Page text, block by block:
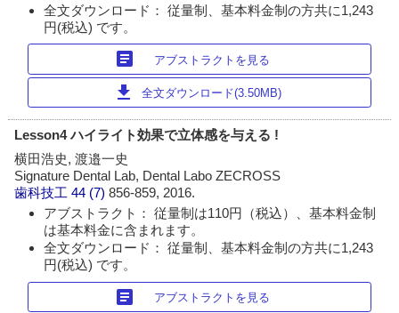
全文ダウンロード： 従量制、基本料金制の方共に1,243
円(税込) です。
article アブストラクトを見る
download 全文ダウンロード(3.50MB)
Lesson4 ハイライト効果で立体感を与える !
横田浩史, 渡邉一史
Signature Dental Lab, Dental Labo ZECROSS
歯科技工 44 (7)856-859, 2016.
アブストラクト： 従量制は110円（税込）、基本料金制
は基本料金に含まれます。
全文ダウンロード： 従量制、基本料金制の方共に1,243
円(税込) です。
article アブストラクトを見る